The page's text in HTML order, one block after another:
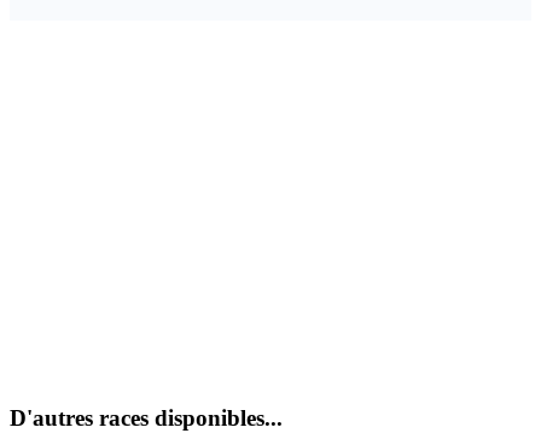
D'autres races disponibles...